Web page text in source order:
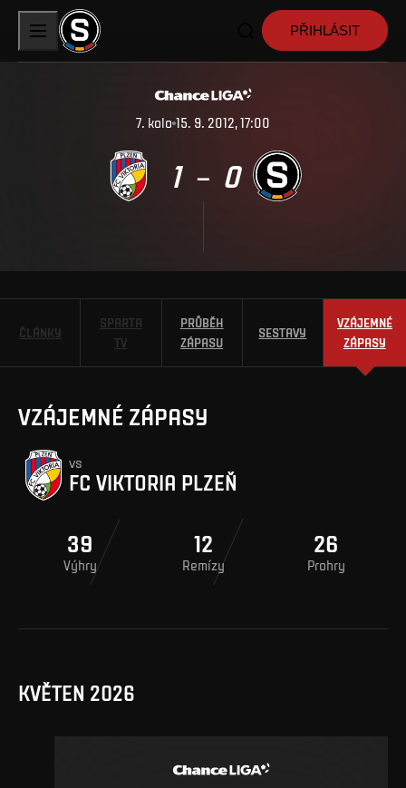
PŘIHLÁSIT
7. kolo 15. 9. 2012, 17:00
1 – 0
ČLÁNKY
SPARTA
TV
PRŮBĚH
ZÁPASU
SESTAVY
VZÁJEMNÉ
ZÁPASY
VZÁJEMNÉ ZÁPASY
vs
FC VIKTORIA PLZEŇ
39
Výhry
12
Remízy
26
Prohry
KVĚTEN 2026